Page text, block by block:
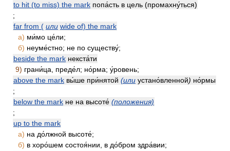
to hit (to miss) the mark попа́сть в цель (промахну́ться)
;
far from ( или wide of) the mark
а) ми́мо це́ли;
б) неуме́стно; не по существу́;
beside the mark некста́ти
9) грани́ца, преде́л; но́рма; у́ровень;
above the mark вы́ше при́нятой (или устано́вленной) но́рмы
;
below the mark не на высоте́ (положения)
;
up to the mark
а) на до́лжной высоте́;
б) в хоро́шем состоя́нии, в до́бром здра́вии;